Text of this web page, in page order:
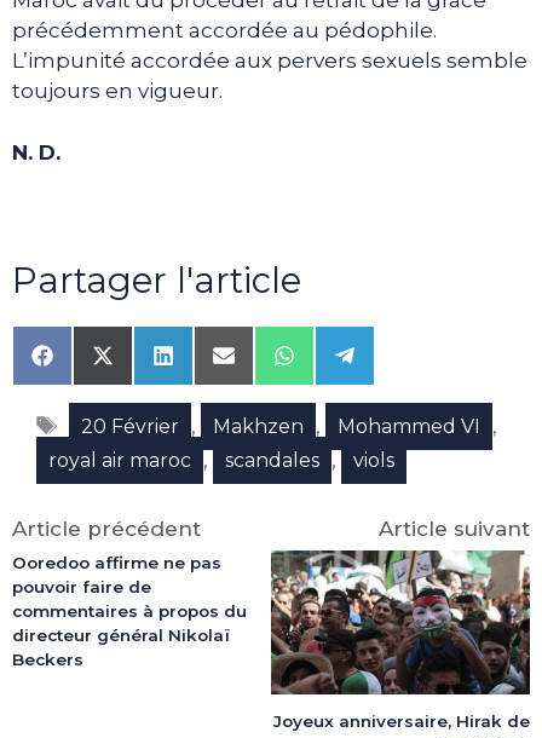
précédemment accordée au pédophile.
L’impunité accordée aux pervers sexuels semble
toujours en vigueur.
N. D.
Partager l'article
Share
on
Facebook
Share
on
X
(Twitter)
Share
on
LinkedIn
Share
on
Email
Share
on
WhatsApp
Share
on
Telegram
Étiquettes
20 Février , Makhzen , Mohammed VI ,
royal air maroc , scandales , viols
Article précédent
Ooredoo affirme ne pas
pouvoir faire de
commentaires à propos du
directeur général Nikolaï
Beckers
Article suivant
Joyeux anniversaire, Hirak de